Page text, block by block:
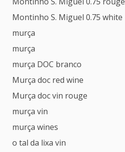
Montinho S. Miguel 0.75 white
murça
murça
murça DOC branco
Murça doc red wine
Murça doc vin rouge
murça vin
murça wines
o tal da lixa vin